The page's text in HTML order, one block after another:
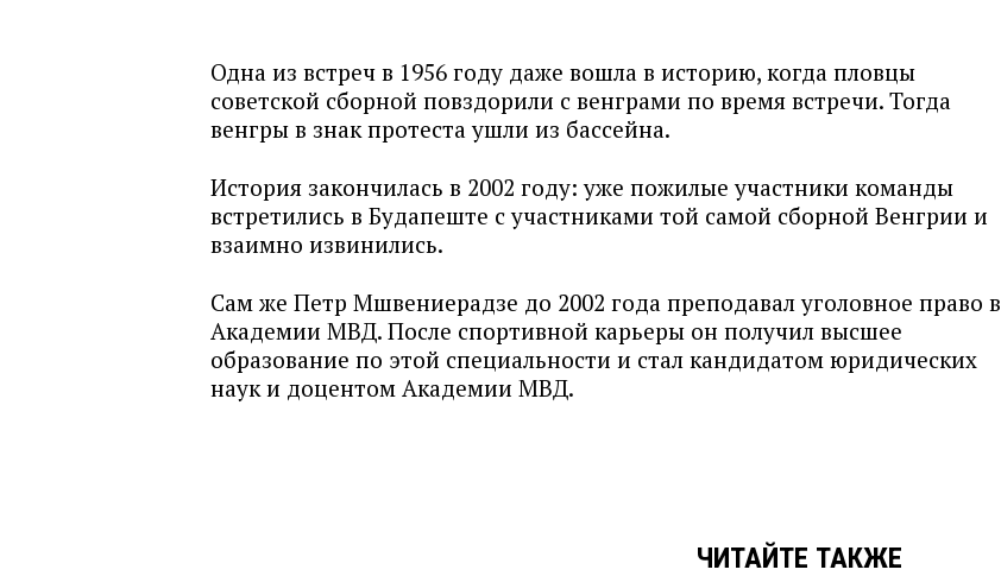
Одна из встреч в 1956 году даже вошла в историю, когда пловцы
советской сборной повздорили с венграми по время встречи. Тогда
венгры в знак протеста ушли из бассейна.
История закончилась в 2002 году: уже пожилые участники команды
встретились в Будапеште с участниками той самой сборной Венгрии и
взаимно извинились.
Сам же Петр Мшвениерадзе до 2002 года преподавал уголовное право в
Академии МВД. После спортивной карьеры он получил высшее
образование по этой специальности и стал кандидатом юридических
наук и доцентом Академии МВД.
ЧИТАЙТЕ ТАКЖЕ